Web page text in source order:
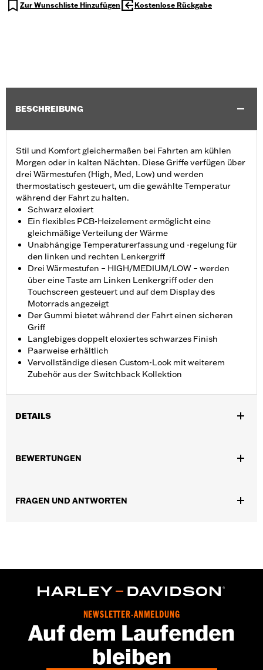
Zur Wunschliste Hinzufügen Kostenlose Rückgabe
BESCHREIBUNG
Stil und Komfort gleichermaßen bei Fahrten am kühlen
Morgen oder in kalten Nächten. Diese Griffe verfügen über
drei Wärmestufen (High, Med, Low) und werden
thermostatisch gesteuert, um die gewählte Temperatur
während der Fahrt zu halten.
Schwarz eloxiert
Ein flexibles PCB-Heizelement ermöglicht eine
gleichmäßige Verteilung der Wärme
Unabhängige Temperaturerfassung und -regelung für
den linken und rechten Lenkergriff
Drei Wärmestufen – HIGH/MEDIUM/LOW – werden
über eine Taste am Linken Lenkergriff oder den
Touchscreen gesteuert und auf dem Display des
Motorrads angezeigt
Der Gummi bietet während der Fahrt einen sicheren
Griff
Langlebiges doppelt eloxiertes schwarzes Finish
Paarweise erhältlich
Vervollständige diesen Custom-Look mit weiterem
Zubehör aus der Switchback Kollektion
DETAILS
FLTRXSTSE ab ’24, FLHXU ab ’25, Softail ab ’25 (außer FXBB
Update durch einen Harley-Davidson Händler erforderlich.
BEWERTUNGEN
FRAGEN UND ANTWORTEN
NEWSLETTER-ANMELDUNG
Auf dem Laufenden
bleiben